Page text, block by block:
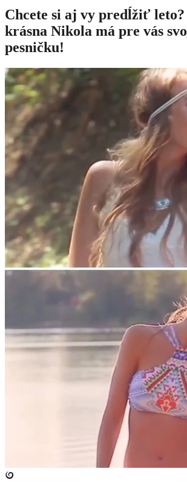
Chcete si aj vy predĺžiť
krásna Nikola má pre vás
pesničku!